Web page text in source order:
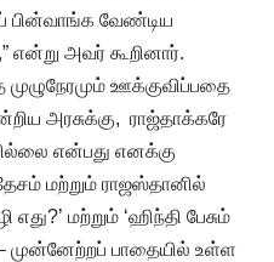
பின்வாங்க வேண்டிய
என்று அவர் கூறினார்.
முழுநேரமும் ஊக்குவிப்பதை
அரசுக்கு, ராஜ்தாக்கரே
என்பது எனக்கு
மற்றும் ராஜஸ்தானில்
மற்றும் ‘ஹிந்தி பேசும்
முன்னேற்றப் பாதையில் உள்ள